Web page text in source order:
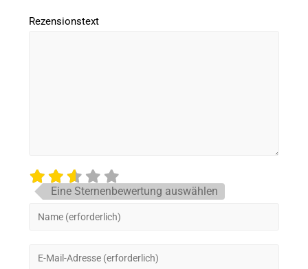
Rezensionstext
Eine Sternenbewertung auswählen